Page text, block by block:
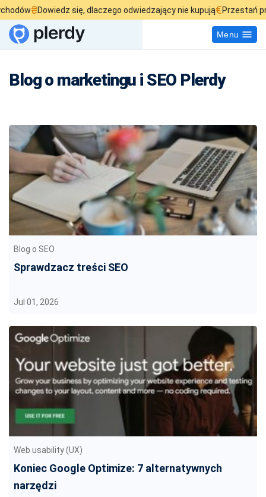
₴Dowiedz się, dlaczego odwiedzający nie kupują €Przestań
Menu
Blog o marketingu i SEO Plerdy
Blog o SEO
Sprawdzacz treści SEO
Jul 01, 2026
Web usability (UX)
Koniec Google Optimize: 7 alternatywnych
narzędzi